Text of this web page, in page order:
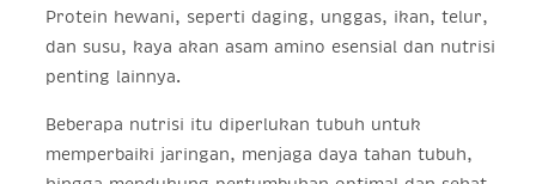
Protein hewani, seperti daging, unggas, ikan, telur,
dan susu, kaya akan asam amino esensial dan nutrisi
penting lainnya.
Beberapa nutrisi itu diperlukan tubuh untuk
memperbaiki jaringan, menjaga daya tahan tubuh,